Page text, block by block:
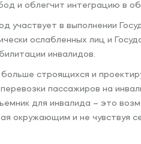
и облегчит интеграцию в
участвует в выполнении
ослабленных лиц и
инвалидов.
строящихся и
пассажиров на
для инвалида – это
окружающим и не чувствуя